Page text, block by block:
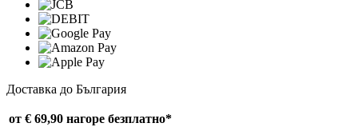
Доставка до България
от € 69,90 нагоре безплатно*